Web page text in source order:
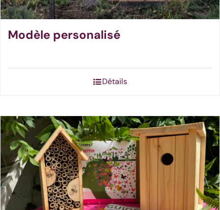
Modèle personalisé
Détails